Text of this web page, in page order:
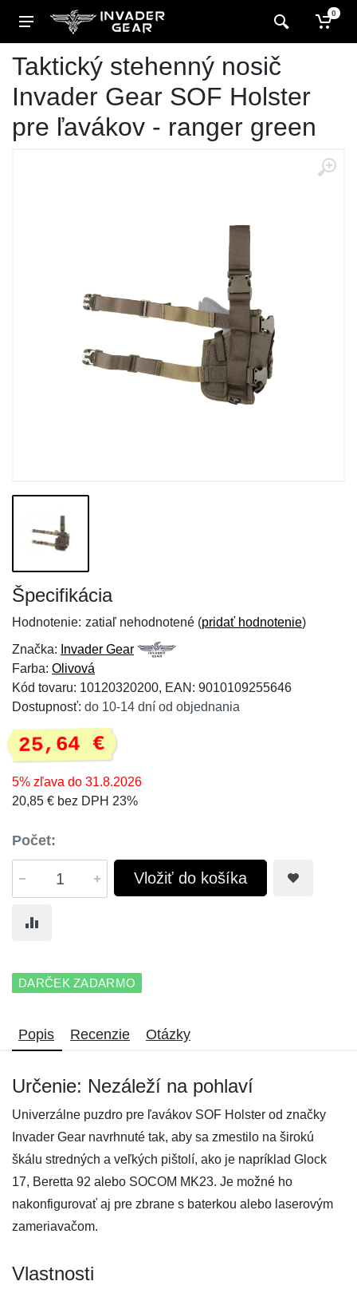
0
Taktický stehenný nosič
Invader Gear SOF Holster
pre ľavákov - ranger green
Špecifikácia
Hodnotenie: zatiaľ nehodnotené (pridať hodnotenie)
Značka: Invader Gear
Farba: Olivová
Kód tovaru: 10120320200, EAN: 9010109255646
Dostupnosť: do 10-14 dní od objednania
25,64 €
5% zľava do 31.8.2026
20,85 € bez DPH 23%
Počet:
Vložiť do košíka
DARČEK ZADARMO
Popis Recenzie Otázky
Určenie: Nezáleží na pohlaví
Univerzálne puzdro pre ľavákov SOF Holster od značky
Invader Gear navrhnuté tak, aby sa zmestilo na širokú
škálu stredných a veľkých pištolí, ako je napríklad Glock
17, Beretta 92 alebo SOCOM MK23. Je možné ho
nakonfigurovať aj pre zbrane s baterkou alebo laserovým
zameriavačom.
Vlastnosti